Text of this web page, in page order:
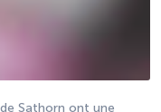
Sathorn ont une